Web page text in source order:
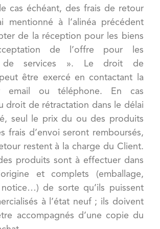
cas échéant, des frais de retour
mentionné à l’alinéa précédent
de la réception pour les biens
de l’offre pour les
de services ». Le droit de
être exercé en contactant la
email ou téléphone. En cas
droit de rétractation dans le délai
seul le prix du ou des produits
frais d’envoi seront remboursés,
restent à la charge du Client.
produits sont à effectuer dans
et complets (emballage,
notice…) de sorte qu’ils puissent
à l’état neuf ; ils doivent
accompagnés d’une copie du